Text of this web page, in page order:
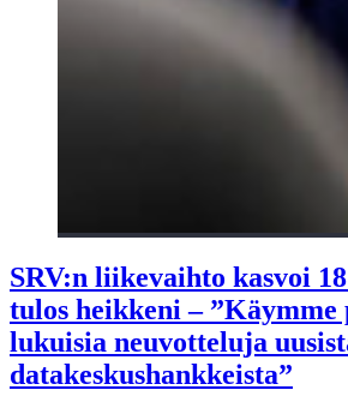
SRV:n liikevaihto kasvoi
tulos heikkeni –
lukuisia neuvotteluja
datakeskushankkeista”